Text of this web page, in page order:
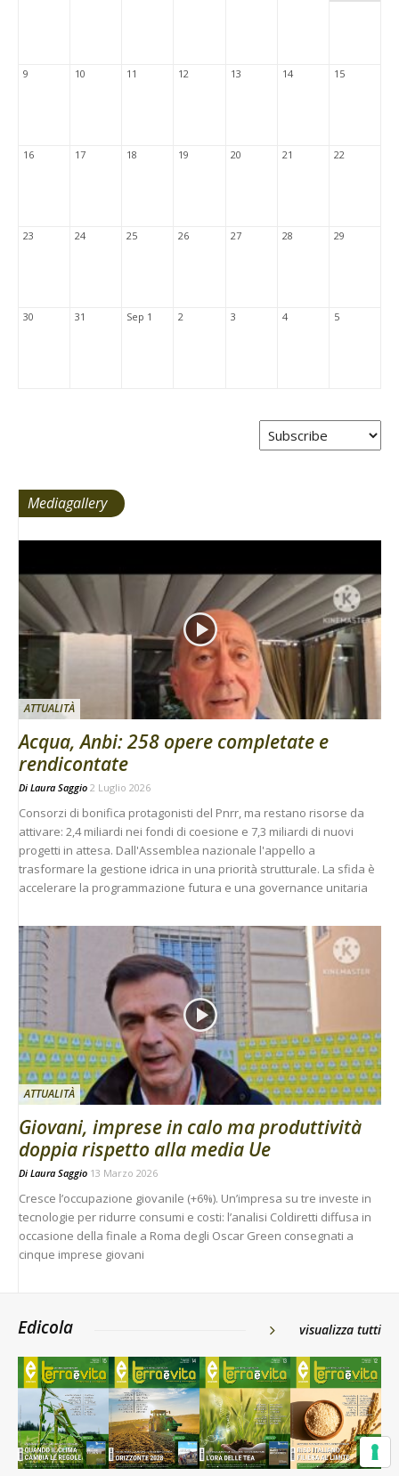
9 10 11 12 13 14 15
16 17 18 19 20 21 22
23 24 25 26 27 28 29
30 31 Sep 1 2 3 4 5
Mediagallery
ATTUALITÀ
Acqua, Anbi: 258 opere completate e
rendicontate
Di Laura Saggio 2 Luglio 2026
Consorzi di bonifica protagonisti del Pnrr, ma restano risorse da
attivare: 2,4 miliardi nei fondi di coesione e 7,3 miliardi di nuovi
progetti in attesa. Dall'Assemblea nazionale l'appello a
trasformare la gestione idrica in una priorità strutturale. La sfida è
accelerare la programmazione futura e una governance unitaria
ATTUALITÀ
Giovani, imprese in calo ma produttività
doppia rispetto alla media Ue
Di Laura Saggio 13 Marzo 2026
Cresce l’occupazione giovanile (+6%). Un’impresa su tre investe in
tecnologie per ridurre consumi e costi: l’analisi Coldiretti diffusa in
occasione della finale a Roma degli Oscar Green consegnati a
cinque imprese giovani
Edicola visualizza tutti